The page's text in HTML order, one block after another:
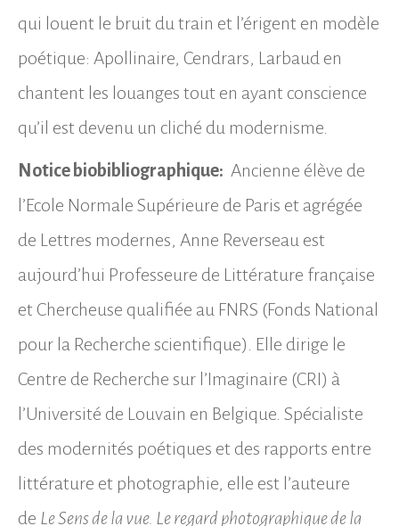
qui louent le bruit du train et l’érigent en modèle
poétique: Apollinaire, Cendrars, Larbaud en
chantent les louanges tout en ayant conscience
qu’il est devenu un cliché du modernisme.
Notice biobibliographique: Ancienne élève de
l’Ecole Normale Supérieure de Paris et agrégée
de Lettres modernes, Anne Reverseau est
aujourd’hui Professeure de Littérature française
et Chercheuse qualifiée au FNRS (Fonds National
pour la Recherche scientifique). Elle dirige le
Centre de Recherche sur l’Imaginaire (CRI) à
l’Université de Louvain en Belgique. Spécialiste
des modernités poétiques et des rapports entre
littérature et photographie, elle est l’auteure
de Le Sens de la vue. Le regard photographique de la